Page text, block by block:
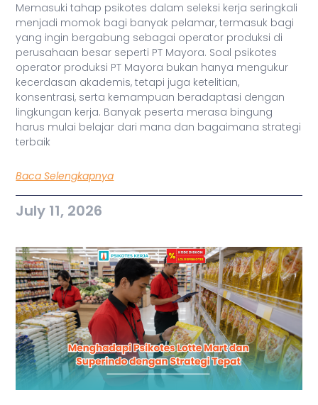
Memasuki tahap psikotes dalam seleksi kerja seringkali
menjadi momok bagi banyak pelamar, termasuk bagi
yang ingin bergabung sebagai operator produksi di
perusahaan besar seperti PT Mayora. Soal psikotes
operator produksi PT Mayora bukan hanya mengukur
kecerdasan akademis, tetapi juga ketelitian,
konsentrasi, serta kemampuan beradaptasi dengan
lingkungan kerja. Banyak peserta merasa bingung
harus mulai belajar dari mana dan bagaimana strategi
terbaik
Baca Selengkapnya
July 11, 2026